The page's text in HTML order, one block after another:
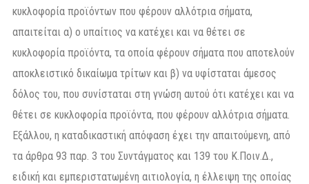
κυκλοφορία προϊόντων που φέρουν αλλότρια σήματα,
απαιτείται α) ο υπαίτιος να κατέχει και να θέτει σε
κυκλοφορία προϊόντα, τα οποία φέρουν σήματα που αποτελούν
αποκλειστικό δικαίωμα τρίτων και β) να υφίσταται άμεσος
δόλος του, που συνίσταται στη γνώση αυτού ότι κατέχει και να
θέτει σε κυκλοφορία προϊόντα, που φέρουν αλλότρια σήματα.
Εξάλλου, η καταδικαστική απόφαση έχει την απαιτούμενη, από
τα άρθρα 93 παρ. 3 του Συντάγματος και 139 του Κ.Ποιν.Δ.,
ειδική και εμπεριστατωμένη αιτιολογία, η έλλειψη της οποίας